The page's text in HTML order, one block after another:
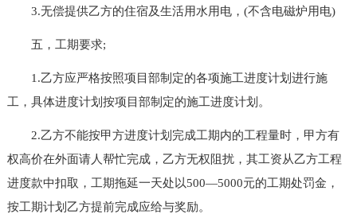
3.无偿提供乙方的住宿及生活用水用电，(不含电磁炉用电)
五，工期要求;
1.乙方应严格按照项目部制定的各项施工进度计划进行施
工，具体进度计划按项目部制定的施工进度计划。
2.乙方不能按甲方进度计划完成工期内的工程量时，甲方有
权高价在外面请人帮忙完成，乙方无权阻扰，其工资从乙方工程
进度款中扣取，工期拖延一天处以500—5000元的工期处罚金，
按工期计划乙方提前完成应给与奖励。